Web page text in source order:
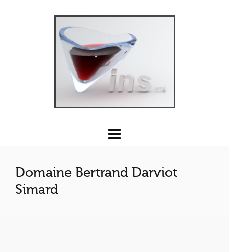
Domaine Bertrand Darviot
Simard